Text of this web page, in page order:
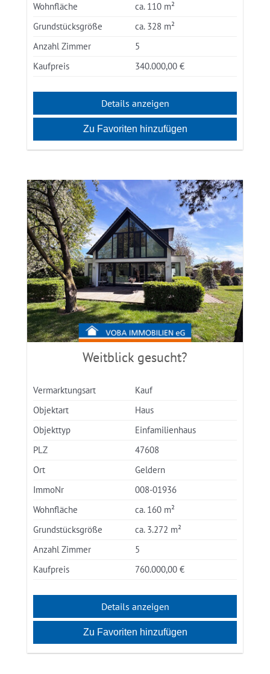
Wohnfläche
ca. 110 m²
Grundstücksgröße
ca. 328 m²
Anzahl Zimmer
5
Kaufpreis
340.000,00 €
Details anzeigen
Zu Favoriten hinzufügen
Weitblick gesucht?
Vermarktungsart
Kauf
Objektart
Haus
Objekttyp
Einfamilienhaus
PLZ
47608
Ort
Geldern
ImmoNr
008-01936
Wohnfläche
ca. 160 m²
Grundstücksgröße
ca. 3.272 m²
Anzahl Zimmer
5
Kaufpreis
760.000,00 €
Details anzeigen
Zu Favoriten hinzufügen